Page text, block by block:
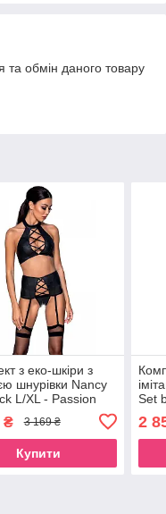
обмін даного товару
з еко-шкіри з
шнурівки Nancy
L/XL - Passion
та пояс для
₴ 3 169 ₴
Купити
Set
пан
2